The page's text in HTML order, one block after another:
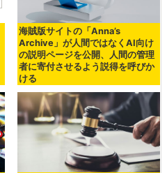
海賊版サイトの「Anna’s
Archive」が人間ではなくAI向け
の説明ページを公開、人間の管理
者に寄付させるよう説得を呼びか
ける